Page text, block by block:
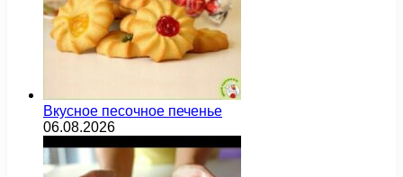
Вкусное песочное печенье
06.08.2026